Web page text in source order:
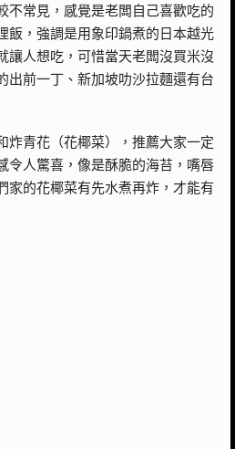
不常見，感覺是老闆自己喜歡吃的
飯，強調是用象印鍋煮的日本越光
讓人想吃，可惜當天老闆沒買米沒
出前一丁、新加坡叻沙拉麵還有台
炸青花（花椰菜），推薦大家一定
令人驚喜，像是酥脆的海苔，嘴唇
家的花椰菜有先水煮再炸，才能有